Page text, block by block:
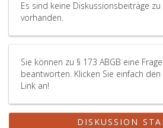
Es sind keine Diskussionsbeiträge
vorhanden.
Sie können zu § 173 ABGB eine
beantworten. Klicken Sie einfach
Link an!
DISKUSSION